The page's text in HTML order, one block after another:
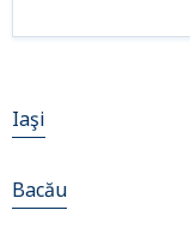
Iaşi
Bacău